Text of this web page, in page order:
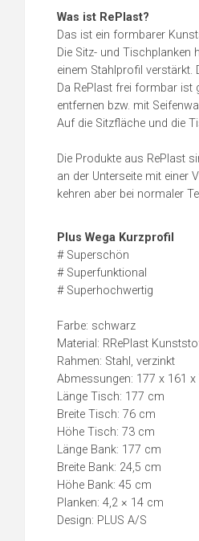
Was ist RePlast?
Das ist ein formbarer
Die Sitz- und
einem Stahlprofil verstärkt.
Da RePlast frei formbar ist
entfernen bzw. mit
Auf die Sitzfläche und die
Die Produkte aus RePlast
an der Unterseite mit einer
kehren aber bei normaler
Plus Wega Kurzprofil
# Superschön
# Superfunktional
# Superhochwertig
Farbe: schwarz
Material: RRePlast
Rahmen: Stahl, verzinkt
Abmessungen: 177 x 161
Länge Tisch: 177 cm
Breite Tisch: 76 cm
Höhe Tisch: 73 cm
Länge Bank: 177 cm
Breite Bank: 24,5 cm
Höhe Bank: 45 cm
Planken: 4,2 × 14 cm
Design: PLUS A/S